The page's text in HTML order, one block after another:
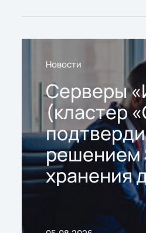
Новости
Серверы
(кластер
решением
хранения